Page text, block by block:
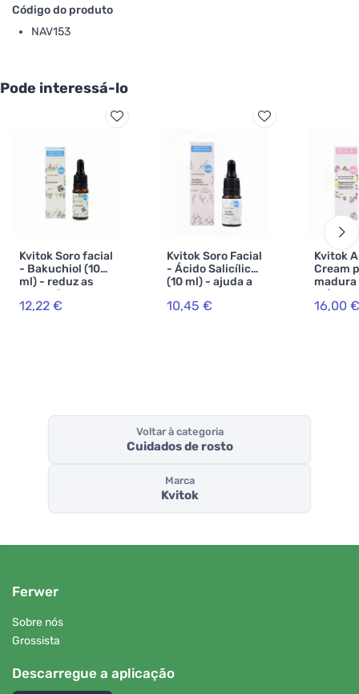
Código do produto
NAV153
Pode interessá-lo
Kvitok Soro facial
- Bakuchiol (10
ml) - reduz as
linhas finas
12,22 €
Kvitok Soro Facial
- Ácido Salicílico
(10 ml) - ajuda a
problemática
10,45 €
Kvitok
Cream
ml) -
16,00 €
Voltar à categoria
Cuidados de rosto
Marca
Kvitok
Ferwer
Sobre nós
Grossista
Descarregue a aplicação